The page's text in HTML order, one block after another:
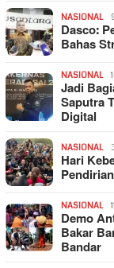
NASIONAL
Dasco:
Bahas
NASIONAL
Jadi
Saputra
Digital
NASIONAL
Hari
NASIONAL
Demo
Bakar
Bandar